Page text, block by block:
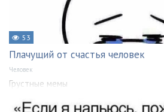
53
Плачущий от счастья человек
Человек
Грустные мемы